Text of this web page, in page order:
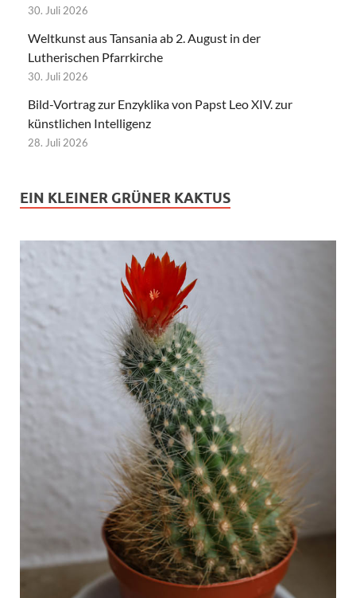
30. Juli 2026
Weltkunst aus Tansania ab 2. August in der
Lutherischen Pfarrkirche
30. Juli 2026
Bild-Vortrag zur Enzyklika von Papst Leo XIV. zur
künstlichen Intelligenz
28. Juli 2026
EIN KLEINER GRÜNER KAKTUS